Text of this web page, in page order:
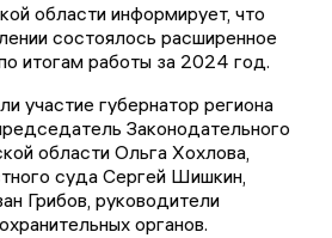
области информирует, что
состоялось расширенное
итогам работы за 2024 год.
участие губернатор региона
Законодательного
области Ольга Хохлова,
суда Сергей Шишкин,
Грибов, руководители
органов.